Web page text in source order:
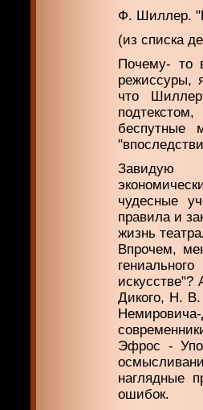
Ф. Шиллер.
(из списка
Почему- то
режиссуры,
что
беспутные
Завидую
чудесные
правила и
жизнь
Впрочем,
Дикого, Н.
Эфрос -
наглядные
ошибок.